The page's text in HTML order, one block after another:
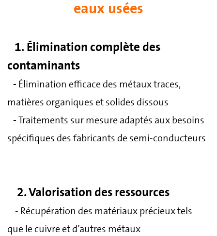
eaux usées
1. Élimination complète des
contaminants
- Élimination efficace des métaux traces,
matières organiques et solides dissous
-Traitements sur mesure adaptés aux besoins
spécifiques des fabricants de semi-conducteurs
2. Valorisation des ressources
- Récupération des matériaux précieux tels
que le cuivre et d’autres métaux